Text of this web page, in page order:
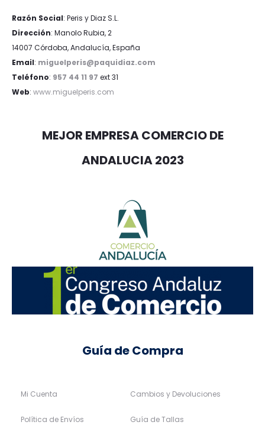
Razón Social: Peris y Diaz S.L.
Dirección: Manolo Rubia, 2
14007 Córdoba, Andalucía, España
Email: miguelperis@paquidiaz.com
Teléfono: 957 44 11 97 ext 31
Web: www.miguelperis.com
MEJOR EMPRESA COMERCIO DE
ANDALUCIA 2023
Guía de Compra
Mi Cuenta
Política de Envíos
Cambios y Devoluciones
Guía de Tallas